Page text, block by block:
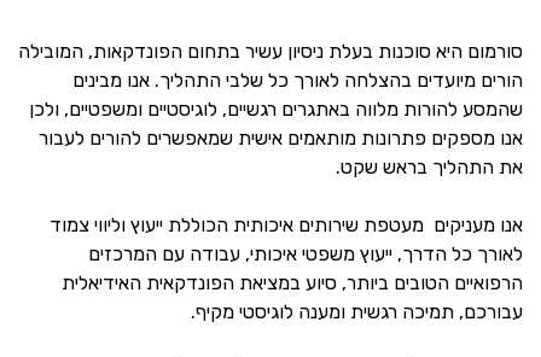
סורמום היא סוכנות בעלת ניסיון עשיר בתחום הפונדקאות, המובילה
הורים מיועדים בהצלחה לאורך כל שלבי התהליך. אנו מבינים
שהמסע להורות מלווה באתגרים רגשיים, לוגיסטיים ומשפטיים, ולכן
אנו מספקים פתרונות מותאמים אישית שמאפשרים להורים לעבור
את התהליך בראש שקט.
אנו מעניקים מעטפת שירותים איכותית הכוללת ייעוץ וליווי צמוד
לאורך כל הדרך, ייעוץ משפטי איכותי, עבודה עם המרכזים
הרפואיים הטובים ביותר, סיוע במציאת הפונדקאית האידיאלית
עבורכם, תמיכה רגשית ומענה לוגיסטי מקיף.